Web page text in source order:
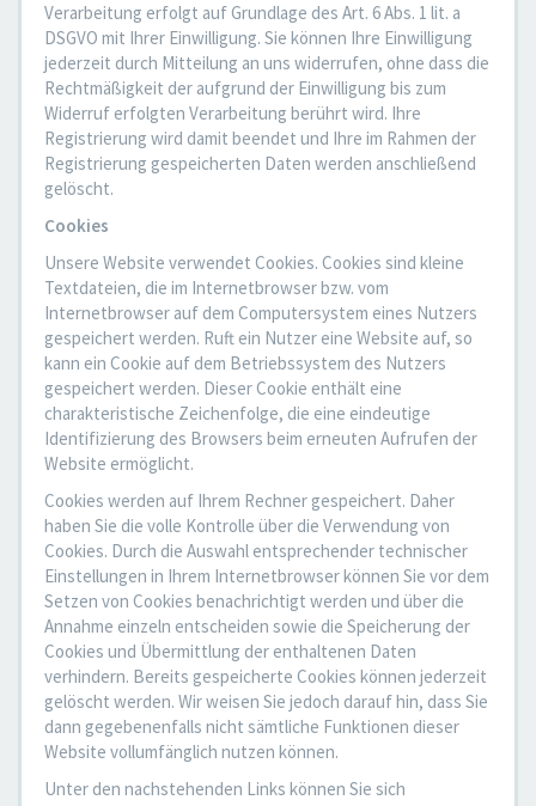
Verarbeitung erfolgt auf Grundlage des Art. 6 Abs. 1 lit. a
DSGVO mit Ihrer Einwilligung. Sie können Ihre Einwilligung
jederzeit durch Mitteilung an uns widerrufen, ohne dass die
Rechtmäßigkeit der aufgrund der Einwilligung bis zum
Widerruf erfolgten Verarbeitung berührt wird. Ihre
Registrierung wird damit beendet und Ihre im Rahmen der
Registrierung gespeicherten Daten werden anschließend
gelöscht.
Cookies
Unsere Website verwendet Cookies. Cookies sind kleine
Textdateien, die im Internetbrowser bzw. vom
Internetbrowser auf dem Computersystem eines Nutzers
gespeichert werden. Ruft ein Nutzer eine Website auf, so
kann ein Cookie auf dem Betriebssystem des Nutzers
gespeichert werden. Dieser Cookie enthält eine
charakteristische Zeichenfolge, die eine eindeutige
Identifizierung des Browsers beim erneuten Aufrufen der
Website ermöglicht.
Cookies werden auf Ihrem Rechner gespeichert. Daher
haben Sie die volle Kontrolle über die Verwendung von
Cookies. Durch die Auswahl entsprechender technischer
Einstellungen in Ihrem Internetbrowser können Sie vor dem
Setzen von Cookies benachrichtigt werden und über die
Annahme einzeln entscheiden sowie die Speicherung der
Cookies und Übermittlung der enthaltenen Daten
verhindern. Bereits gespeicherte Cookies können jederzeit
gelöscht werden. Wir weisen Sie jedoch darauf hin, dass Sie
dann gegebenenfalls nicht sämtliche Funktionen dieser
Website vollumfänglich nutzen können.
Unter den nachstehenden Links können Sie sich